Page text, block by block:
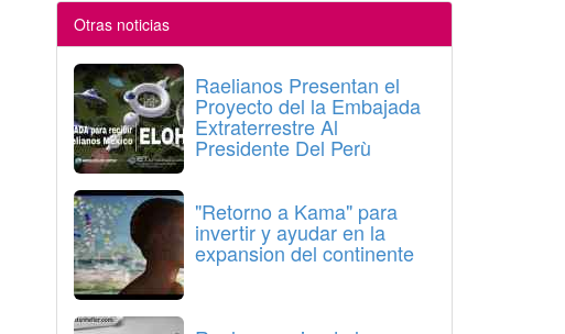
Otras noticias
Raelianos Presentan el
Proyecto del la Embajada
Extraterrestre Al
Presidente Del Perù
"Retorno a Kama" para
invertir y ayudar en la
expansion del continente